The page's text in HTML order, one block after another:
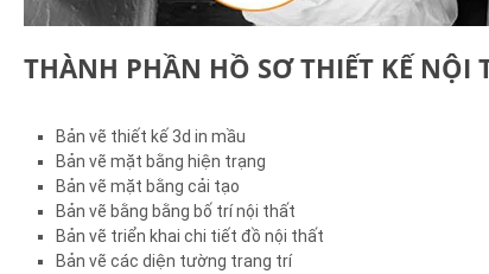
THÀNH PHẦN HỒ SƠ THIẾT KẾ NỘI
Bản vẽ thiết kế 3d in mầu
Bản vẽ mặt bằng hiện trạng
Bản vẽ mặt bằng cải tạo
Bản vẽ bằng bằng bố trí nội thất
Bản vẽ triển khai chi tiết đồ nội thất
Bản vẽ các diện tường trang trí